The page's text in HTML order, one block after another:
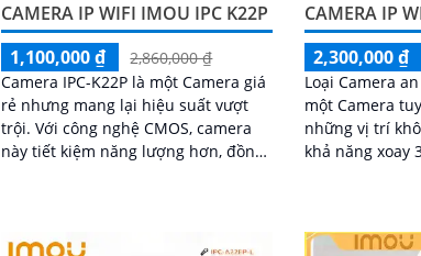
CAMERA IP WIFI IMOU IPC K22P
1,100,000 ₫
2,860,000 ₫
Camera IPC-K22P là một Camera giá
rẻ nhưng mang lại hiệu suất vượt
trội. Với công nghệ CMOS, camera
này tiết kiệm năng lượng hơn, đồng
CAMERA IP
2,300,000 ₫
Loại Camera
một Camera
những vị trí
khả năng xoay